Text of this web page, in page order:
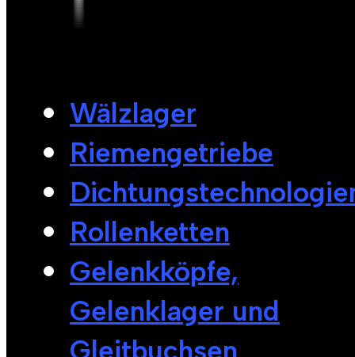
Wälzlager
Riemengetriebe
Rollenketten
Gelenkköpfe,
Gelenklager und